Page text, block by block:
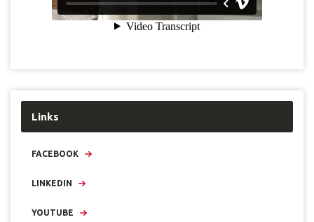
Links
FACEBOOK
LINKEDIN
YOUTUBE